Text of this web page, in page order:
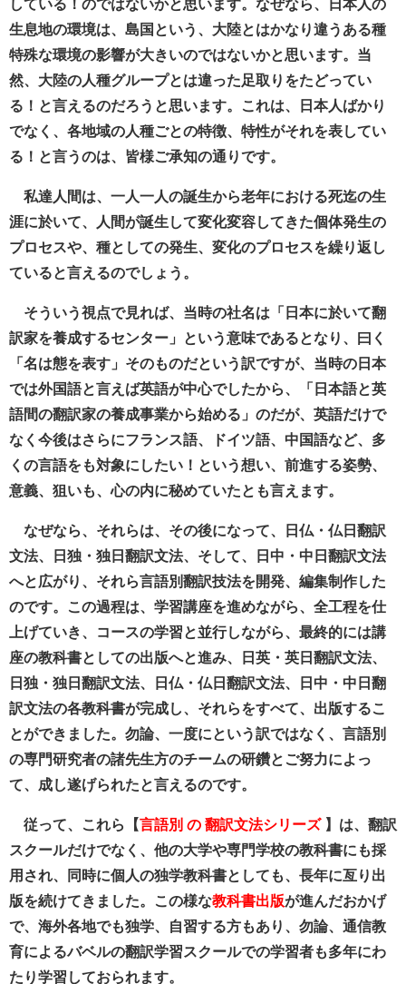
している！のではないかと思います。なぜなら、日本人の
生息地の環境は、島国という、大陸とはかなり違うある種
特殊な環境の影響が大きいのではないかと思います。当
然、大陸の人種グループとは違った足取りをたどってい
る！と言えるのだろうと思います。これは、日本人ばかり
でなく、各地域の人種ごとの特徴、特性がそれを表してい
る！と言うのは、皆様ご承知の通りです。
私達人間は、一人一人の誕生から老年における死迄の生
涯に於いて、人間が誕生して変化変容してきた個体発生の
プロセスや、種としての発生、変化のプロセスを繰り返し
ていると言えるのでしょう。
そういう視点で見れば、当時の社名は「日本に於いて翻
訳家を養成するセンター」という意味であるとなり、曰く
「名は態を表す」そのものだという訳ですが、当時の日本
では外国語と言えば英語が中心でしたから、「日本語と英
語間の翻訳家の養成事業から始める」のだが、英語だけで
なく今後はさらにフランス語、ドイツ語、中国語など、多
くの言語をも対象にしたい！という想い、前進する姿勢、
意義、狙いも、心の内に秘めていたとも言えます。
なぜなら、それらは、その後になって、日仏・仏日翻訳
文法、日独・独日翻訳文法、そして、日中・中日翻訳文法
へと広がり、それら言語別翻訳技法を開発、編集制作した
のです。この過程は、学習講座を進めながら、全工程を仕
上げていき、コースの学習と並行しながら、最終的には講
座の教科書としての出版へと進み、日英・英日翻訳文法、
日独・独日翻訳文法、日仏・仏日翻訳文法、日中・中日翻
訳文法の各教科書が完成し、それらをすべて、出版するこ
とができました。勿論、一度にという訳ではなく、言語別
の専門研究者の諸先生方のチームの研鑽とご努力によっ
て、成し遂げられたと言えるのです。
従って、 これら【言語別 の 翻訳文法シリーズ】は、 翻訳
スクールだけでなく、他の大学や専門学校の教科書にも採
用され、同時に個人の独学教科書としても、長年に亙り出
版を続けてきました。この様な教科書出版が進んだおかげ
で、海外各地でも独学、自習する方もあり、勿論、通信教
育によるバベルの翻訳学習スクールでの学習者も多年にわ
たり学習しておられます。